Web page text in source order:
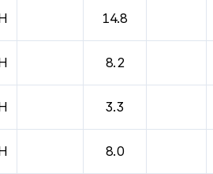
14.8
8.2
3.3
8.0